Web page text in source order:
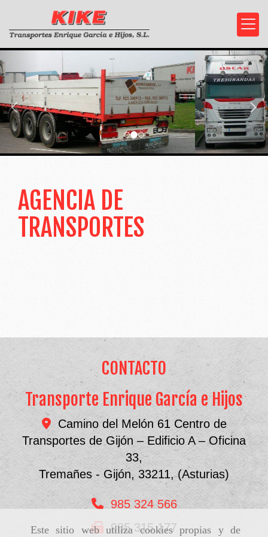
Este sitio web utiliza cookies propias y de
AGENCIA DE
TRANSPORTES
CONTACTO
Transporte Enrique García e Hijos
Camino del Melón 61 Centro de
Transportes de Gijón – Edificio A – Oficina
33,
Tremañes - Gijón, 33211,(Asturias)
985 324 566
985 315 177